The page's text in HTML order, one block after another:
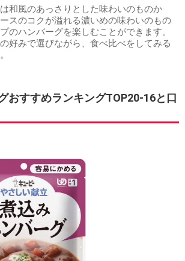
和風のあっさりとした味わいのものか
スのコクが溢れる濃いめの味わいのもの
のハンバーグを楽しむことができます。
好みで選びながら、食べ比べをしてみる
おすすめランキングTOP20-16と口